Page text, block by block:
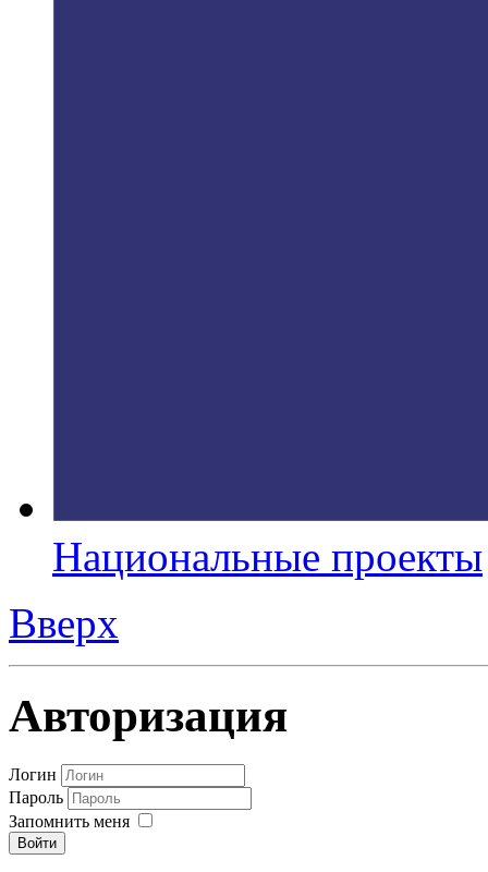
Национальные проекты
Вверх
Авторизация
Логин
Пароль
Запомнить меня
Войти